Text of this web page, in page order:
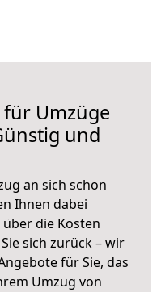
Umzüge
und
an sich schon
Ihnen dabei
die Kosten
sich zurück – wir
für Sie, das
Umzug von